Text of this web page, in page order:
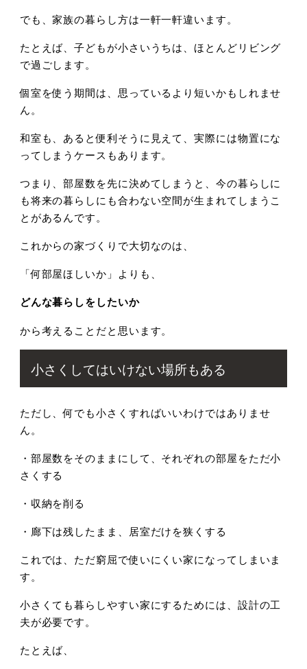
でも、家族の暮らし方は一軒一軒違います。
たとえば、子どもが小さいうちは、ほとんどリビング
で過ごします。
個室を使う期間は、思っているより短いかもしれませ
ん。
和室も、あると便利そうに見えて、実際には物置にな
ってしまうケースもあります。
つまり、部屋数を先に決めてしまうと、今の暮らしに
も将来の暮らしにも合わない空間が生まれてしまうこ
とがあるんです。
これからの家づくりで大切なのは、
「何部屋ほしいか」よりも、
どんな暮らしをしたいか
から考えることだと思います。
小さくしてはいけない場所もある
ただし、何でも小さくすればいいわけではありませ
ん。
・部屋数をそのままにして、それぞれの部屋をただ小
さくする
・収納を削る
・廊下は残したまま、居室だけを狭くする
これでは、ただ窮屈で使いにくい家になってしまいま
す。
小さくても暮らしやすい家にするためには、設計の工
夫が必要です。
たとえば、